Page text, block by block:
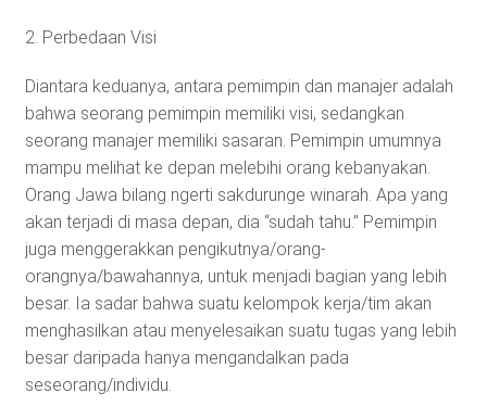
2. Perbedaan Visi
Diantara keduanya, antara pemimpin dan manajer adalah
bahwa seorang pemimpin memiliki visi, sedangkan
seorang manajer memiliki sasaran. Pemimpin umumnya
mampu melihat ke depan melebihi orang kebanyakan.
Orang Jawa bilang ngerti sakdurunge winarah. Apa yang
akan terjadi di masa depan, dia “sudah tahu.” Pemimpin
juga menggerakkan pengikutnya/orang-
orangnya/bawahannya, untuk menjadi bagian yang lebih
besar. Ia sadar bahwa suatu kelompok kerja/tim akan
menghasilkan atau menyelesaikan suatu tugas yang lebih
besar daripada hanya mengandalkan pada
seseorang/individu.